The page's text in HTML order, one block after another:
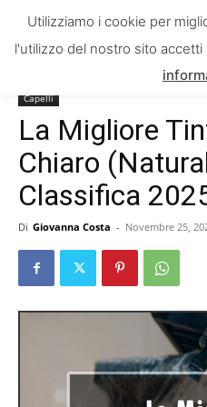
Capelli
La Migliore
Chiaro
Classifica
Di Giovanna Costa - Novembre 25,
Utilizziamo i cookie per
l'utilizzo del nostro sito accetti